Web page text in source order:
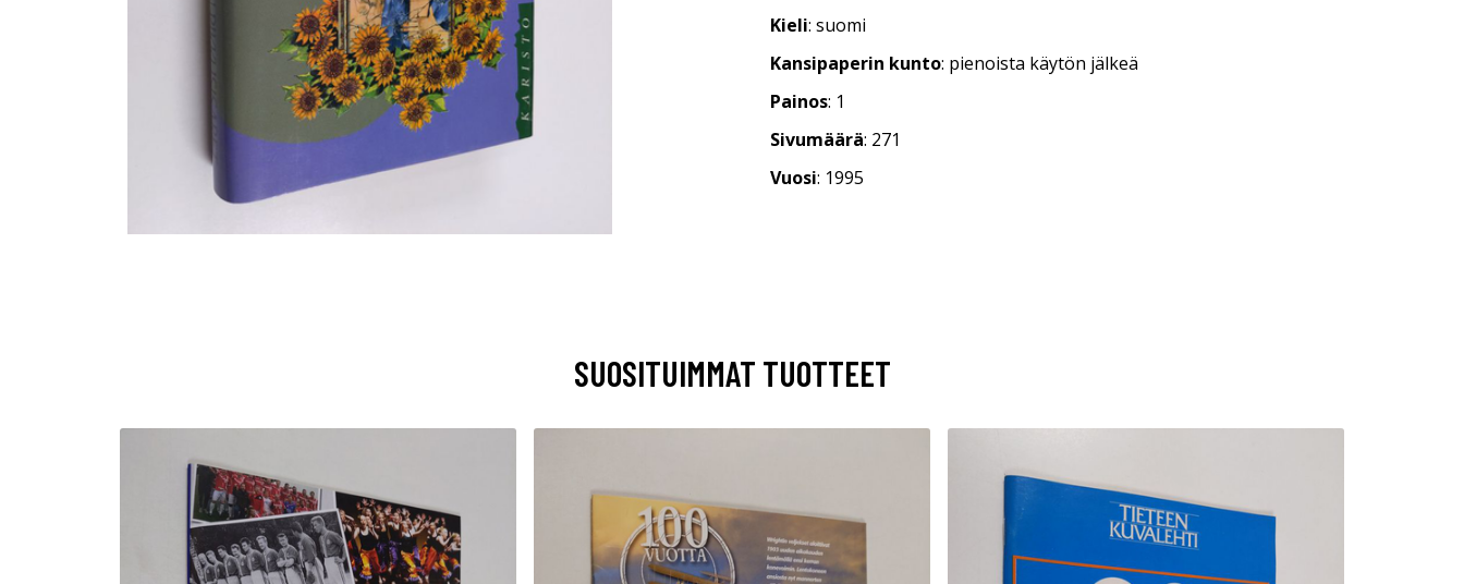
Kieli: suomi
Kansipaperin kunto: pienoista käytön jälkeä
Painos: 1
Sivumäärä: 271
Vuosi: 1995
SUOSITUIMMAT TUOTTEET